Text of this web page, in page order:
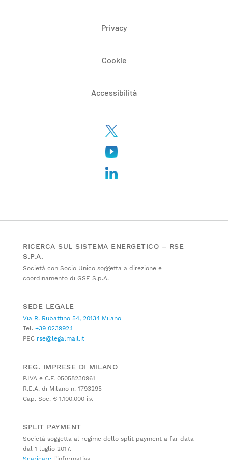
Privacy
Cookie
Accessibilità
RICERCA SUL SISTEMA ENERGETICO – RSE
S.P.A.
Società con Socio Unico soggetta a direzione e
coordinamento di GSE S.p.A.
SEDE LEGALE
Via R. Rubattino 54, 20134 Milano
Tel. +39 023992.1
PEC rse@legalmail.it
REG. IMPRESE DI MILANO
P.IVA e C.F. 05058230961
R.E.A. di Milano n. 1793295
Cap. Soc. € 1.100.000 i.v.
SPLIT PAYMENT
Società soggetta al regime dello split payment a far data
dal 1 luglio 2017.